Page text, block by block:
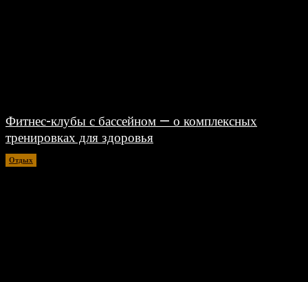
Фитнес-клубы с бассейном — о комплексных
тренировках для здоровья
Отдых